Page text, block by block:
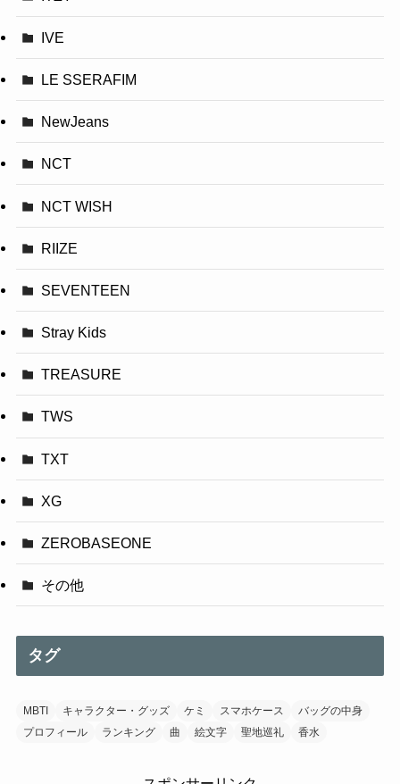
IVE
LE SSERAFIM
NewJeans
NCT
NCT WISH
RIIZE
SEVENTEEN
Stray Kids
TREASURE
TWS
TXT
XG
ZEROBASEONE
その他
タグ
MBTI キャラクター・グッズ ケミ スマホケース
バッグの中身
プロフィール
ランキング 曲 絵文字 聖地巡礼 香水